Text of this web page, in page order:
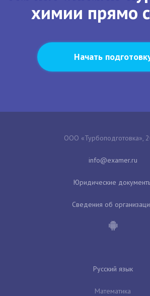
химии прямо
Начать
ООО «Турбоподготовка»,
Юридические
Сведения об
Русский язык
Математика